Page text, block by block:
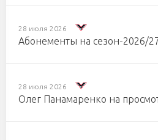
28 июля 2026
Абонементы на сезон-2026/
28 июля 2026
Олег Панамаренко на